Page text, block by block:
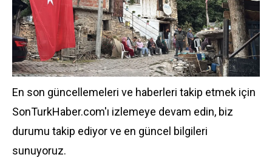
En son güncellemeleri ve haberleri takip etmek için
SonTurkHaber.com'ı izlemeye devam edin, biz
durumu takip ediyor ve en güncel bilgileri
sunuyoruz.